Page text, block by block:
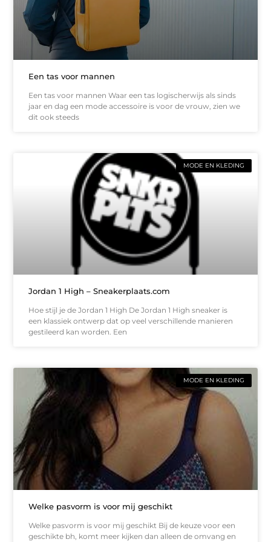
Een tas voor mannen
Een tas voor mannen Waar een tas logischerwijs als sinds
jaar en dag een mode accessoire is voor de vrouw, zien we
dit ook steeds
MODE EN KLEDING
Jordan 1 High – Sneakerplaats.com
Hoe stijl je de Jordan 1 High De Jordan 1 High sneaker is
een klassiek ontwerp dat op veel verschillende manieren
gestileerd kan worden. Een
MODE EN KLEDING
Welke pasvorm is voor mij geschikt
Welke pasvorm is voor mij geschikt Bij de keuze voor een
geschikte bh, komt meer kijken dan alleen de omvang en